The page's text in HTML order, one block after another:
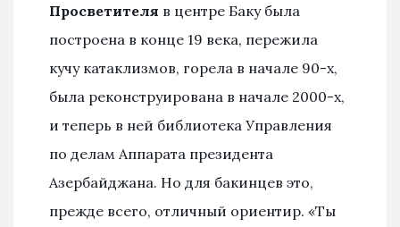
Просветителя в центре Баку была
построена в конце 19 века, пережила
кучу катаклизмов, горела в начале 90-х,
была реконструирована в начале 2000-х,
и теперь в ней библиотека Управления
по делам Аппарата президента
Азербайджана. Но для бакинцев это,
прежде всего, отличный ориентир. «Ты